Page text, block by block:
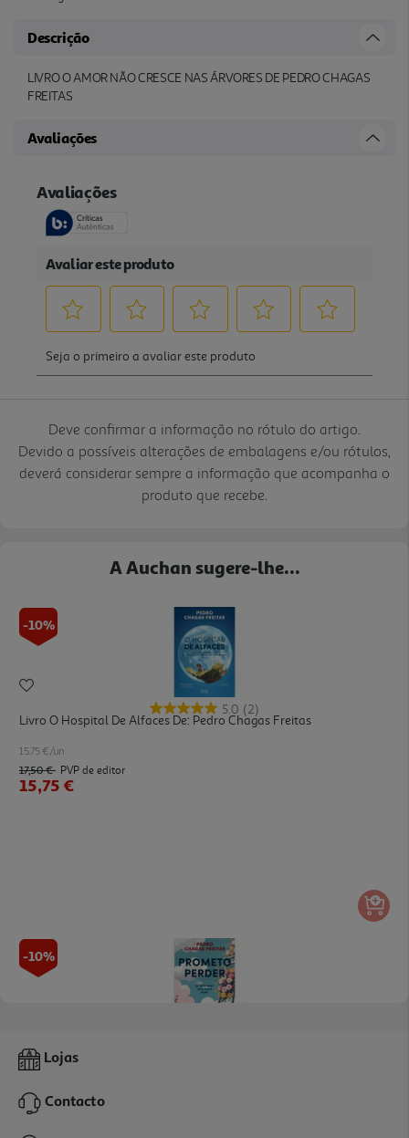
Descrição
LIVRO O AMOR NÃO CRESCE NAS ÁRVORES DE PEDRO CHAGAS
FREITAS
Avaliações
Deve confirmar a informação no rótulo do artigo.
Devido a possíveis alterações de embalagens e/ou rótulos,
deverá considerar sempre a informação que acompanha o
produto que recebe.
A Auchan sugere-lhe...
-10%
5.0 (2)
Livro O Hospital De Alfaces De: Pedro Chagas Freitas
15.75 €/un
17,50 € PVP de editor
15,75 €
-10%
Livro Prometo Perder De Pedro Chagas Freitas
18,90 € PVP de editor
17,01 €
Lojas
Contacto